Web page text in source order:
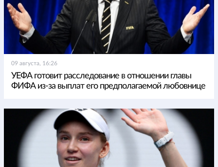
09 августа, 16:26
УЕФА готовит расследование в отношении главы
ФИФА из-за выплат его предполагаемой любовнице